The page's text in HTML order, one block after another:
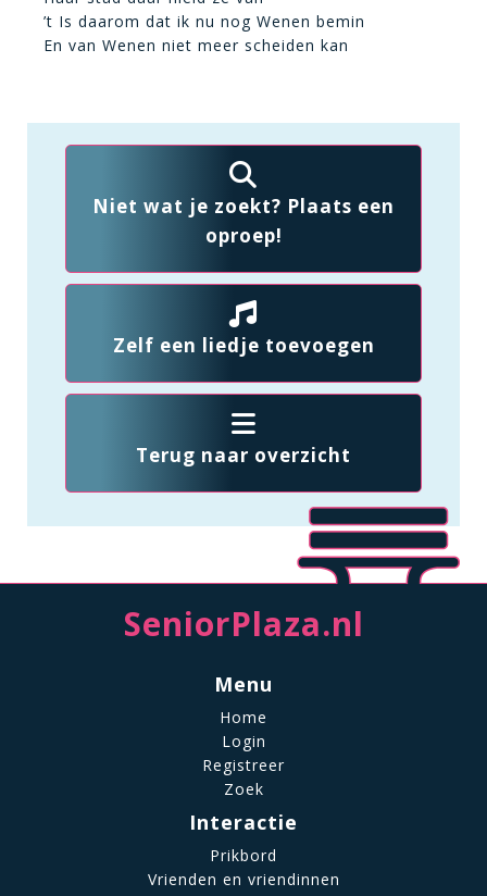
’t Is daarom dat ik nu nog Wenen bemin
En van Wenen niet meer scheiden kan
Niet wat je zoekt? Plaats een
oproep!
Zelf een liedje toevoegen
Terug naar overzicht
SeniorPlaza.nl
Menu
Home
Login
Registreer
Zoek
Interactie
Prikbord
Vrienden en vriendinnen